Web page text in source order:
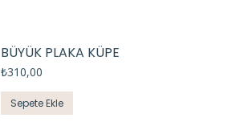
BÜYÜK PLAKA KÜPE
₺310,00
Sepete Ekle